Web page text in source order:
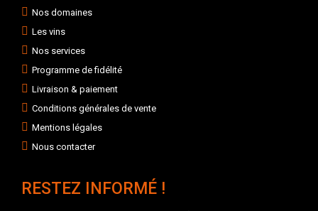
Nos domaines
Les vins
Nos services
Programme de fidélité
Livraison & paiement
Conditions générales de vente
Mentions légales
Nous contacter
RESTEZ INFORMÉ !